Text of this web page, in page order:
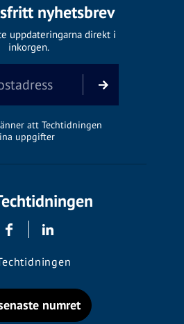
nyhetsbrev
uppdateringarna direkt i
inkorgen.
att Techtidningen
uppgifter
numret